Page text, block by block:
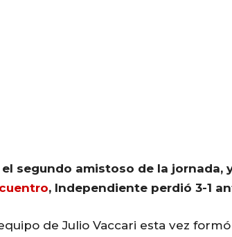
el segundo amistoso de la jornada,
, Independiente perdió 3-1
de Julio Vaccari esta vez